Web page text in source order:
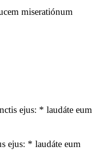
miseratiónum
ejus: * laudáte eum
ejus: * laudáte eum